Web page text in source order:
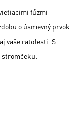
fúzmi
o úsmevný prvok,
vaše ratolesti. S